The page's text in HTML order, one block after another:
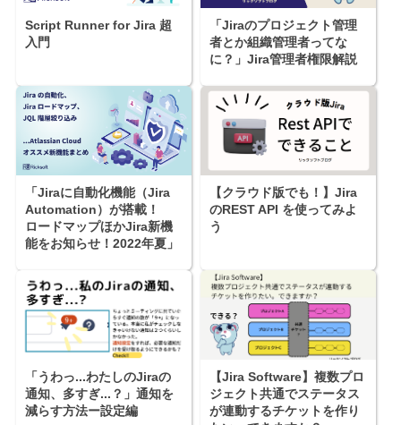
Script Runner for Jira 超
入門
「Jiraのプロジェクト管理
者とか組織管理者ってな
に？」Jira管理者権限解説
「Jiraに自動化機能（Jira
Automation）が搭載！
ロードマップほかJira新機
能をお知らせ！2022年夏」
【クラウド版でも！】Jira
のREST API を使ってみよ
う
「うわっ...わたしのJiraの
通知、多すぎ...？」通知を
減らす方法ー設定編
【Jira Software】複数プロ
ジェクト共通でステータス
が連動するチケットを作り